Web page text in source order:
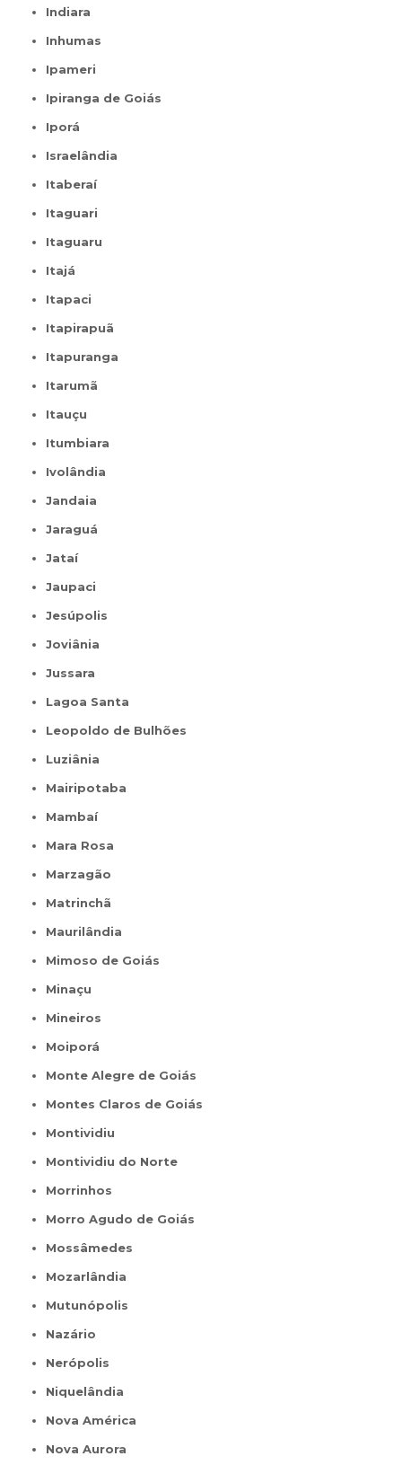
Indiara
Inhumas
Ipameri
Ipiranga de Goiás
Iporá
Israelândia
Itaberaí
Itaguari
Itaguaru
Itajá
Itapaci
Itapirapuã
Itapuranga
Itarumã
Itauçu
Itumbiara
Ivolândia
Jandaia
Jaraguá
Jataí
Jaupaci
Jesúpolis
Joviânia
Jussara
Lagoa Santa
Leopoldo de Bulhões
Luziânia
Mairipotaba
Mambaí
Mara Rosa
Marzagão
Matrinchã
Maurilândia
Mimoso de Goiás
Minaçu
Mineiros
Moiporá
Monte Alegre de Goiás
Montes Claros de Goiás
Montividiu
Montividiu do Norte
Morrinhos
Morro Agudo de Goiás
Mossâmedes
Mozarlândia
Mutunópolis
Nazário
Nerópolis
Niquelândia
Nova América
Nova Aurora